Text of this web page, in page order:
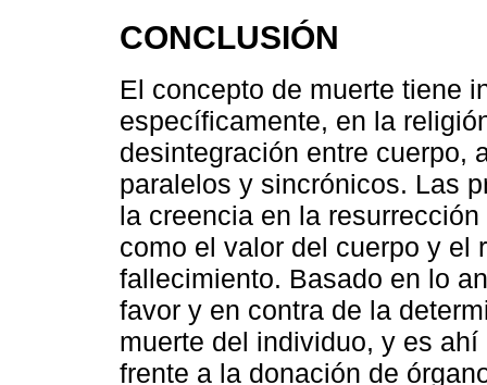
CONCLUSIÓN
El concepto de muerte tiene
específicamente, en la
desintegración entre cuerpo,
paralelos y sincrónicos. Las
la creencia en la
como el valor del cuerpo y el
fallecimiento. Basado en lo
favor y en contra de la
muerte del individuo, y es
frente a la donación de